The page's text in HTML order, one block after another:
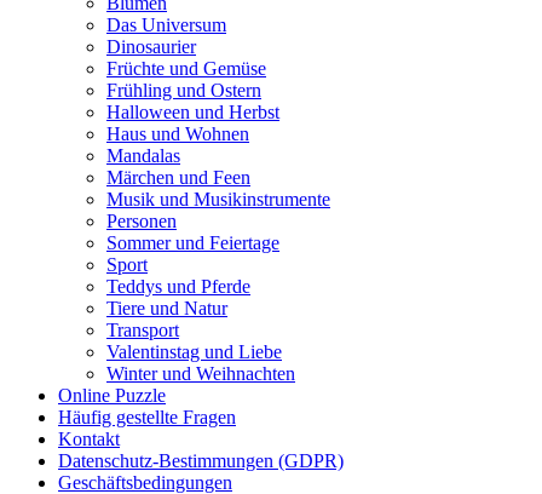
Früchte und Gemüse
Frühling und Ostern
Halloween und Herbst
Haus und Wohnen
Märchen und Feen
Musik und Musikinstrumente
Sommer und Feiertage
Sport
Teddys und Pferde
Tiere und Natur
Das Universum
Dinosaurier
Früchte und Gemüse
Frühling und Ostern
Halloween und Herbst
Haus und Wohnen
Mandalas
Märchen und Feen
Musik und Musikinstrumente
Personen
Sommer und Feiertage
Sport
Teddys und Pferde
Tiere und Natur
Transport
Valentinstag und Liebe
Winter und Weihnachten
Online Puzzle
Häufig gestellte Fragen
Kontakt
Datenschutz-Bestimmungen (GDPR)
Geschäftsbedingungen